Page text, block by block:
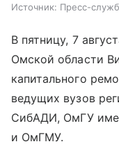
Источник: Пресс-
В пятницу, 7
Омской области
капитального
ведущих вузов
СибАДИ, ОмГУ
и ОмГМУ.